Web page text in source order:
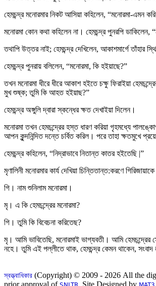
হেমচন্দ্র মনোরমার নিকট আসিয়া কহিলেন, “মনোরমা-এমন
মনোরমা কোন কথা কহিলেন না। হেমচন্দ্র পুনরপি ডাকিলেন,
তথাপি উত্তর নাই; হেমচন্দ্র দেখিলেন, আকাশমার্গে তাঁহার
হেমচন্দ্র পুনরায় বলিলেন, “মনোরমা, কি হইয়াছে?”
তখন মনোরমা ধীরে ধীরে আকাশ হইতে চক্ষু ফিরাইয়া
মুখ শুষ্ক; তুমি কি আহত হইয়াছ?”
হেমচন্দ্র অঙ্গুলি দ্বারা স্কন্ধের ক্ষত দেখাইয়া দিলেন।
মনোরমা তখন হেমচন্দ্রের হস্ত ধারণ করিয়া গৃহমধ্যে
আপন কুন্দনিন্দিত দন্তে চর্বিত করিল। পরে তাহা ক্ষতমুখে
হেমচন্দ্র কহিলেন, “নিদ্রাভাবে নিতান্ত কাতর হইতেছি |”
মৃণালিনী মনোরমার কার্য দেখিয়া চিন্তিতান্ত:করণে
গি। নাম শুনিলাম মনোরমা।
মৃ। এ কি হেমচন্দ্রের মনোরমা?
গি। তুমি কি বিবেচনা করিতেছ?
মৃ। আমি ভাবিতেছি, মনোরমাই ভাগ্যবতী। আমি হেমচন্দ্রের
নহে। তুমি এই পল্লীতে থাক, হেমচন্দ্র কেমন থাকেন,
স্বত্ত্বাধিকার (Copyright) © 2009 - 2026 All the
prior approval of
Site Designed by